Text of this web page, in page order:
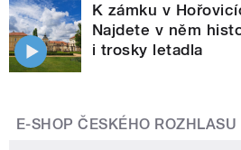
K zámku v
Najdete v něm
i trosky letadla
E-SHOP ČESKÉHO ROZHLASU